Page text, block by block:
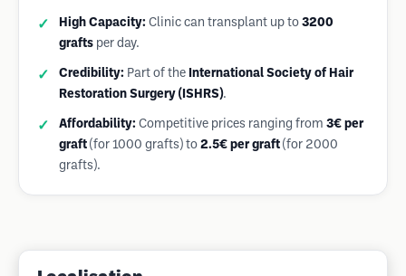
High Capacity: Clinic can transplant up to 3200
grafts per day.
Credibility: Part of the International Society of Hair
Restoration Surgery (ISHRS).
Affordability: Competitive prices ranging from 3€ per
graft (for 1000 grafts) to 2.5€ per graft (for 2000
grafts).